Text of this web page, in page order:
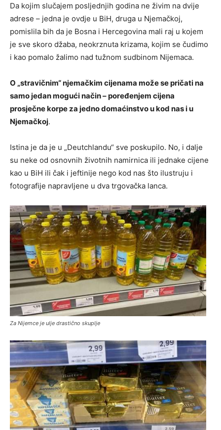
Da kojim slučajem posljednjih godina ne živim na dvije
adrese – jedna je ovdje u BiH, druga u Njemačkoj,
pomislila bih da je Bosna i Hercegovina mali raj u kojem
je sve skoro džaba, neokrznuta krizama, kojim se čudimo
i kao pomalo žalimo nad tužnom sudbinom Nijemaca.
O „stravičnim“ njemačkim cijenama može se pričati na
samo jedan mogući način – poređenjem cijena
prosječne korpe za jedno domaćinstvo u kod nas i u
Njemačkoj.
Istina je da je u „Deutchlandu“ sve poskupilo. No, i dalje
su neke od osnovnih životnih namirnica ili jednake cijene
kao u BiH ili čak i jeftinije nego kod nas što ilustruju i
fotografije napravljene u dva trgovačka lanca.
Za Nijemce je ulje drastično skuplje